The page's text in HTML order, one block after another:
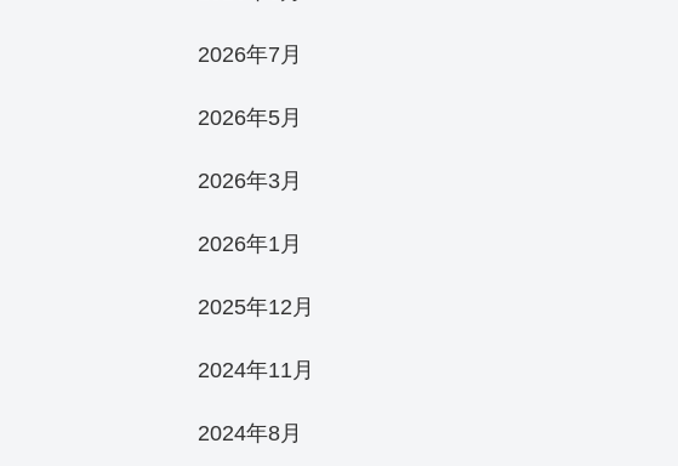
2026年7月
2026年5月
2026年3月
2026年1月
2025年12月
2024年11月
2024年8月